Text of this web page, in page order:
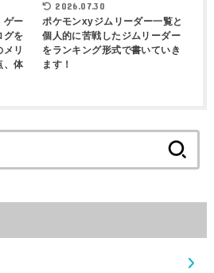
ゲー
グを
メリ
、体
2026.07.30
ポケモンxyジムリーダー一覧と
個人的に苦戦したジムリーダー
をランキング形式で書いていき
ます！
索: